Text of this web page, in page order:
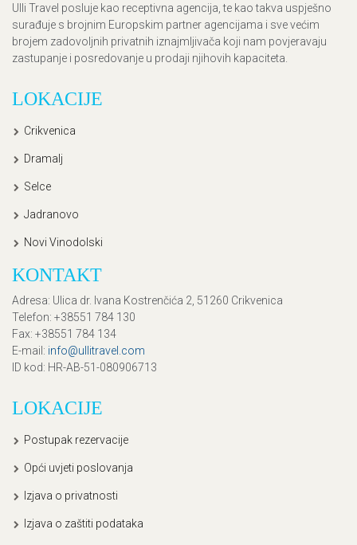
Ulli Travel posluje kao receptivna agencija, te kao takva uspješno
surađuje s brojnim Europskim partner agencijama i sve većim
brojem zadovoljnih privatnih iznajmljivača koji nam povjeravaju
zastupanje i posredovanje u prodaji njihovih kapaciteta.
LOKACIJE
Crikvenica
Dramalj
Selce
Jadranovo
Novi Vinodolski
KONTAKT
Adresa: Ulica dr. Ivana Kostrenčića 2, 51260 Crikvenica
Telefon: +38551 784 130
Fax: +38551 784 134
E-mail: info@ullitravel.com
ID kod: HR-AB-51-080906713
LOKACIJE
Postupak rezervacije
Opći uvjeti poslovanja
Izjava o privatnosti
Izjava o zaštiti podataka